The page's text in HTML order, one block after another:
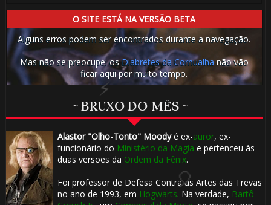
O SITE ESTÁ NA VERSÃO BETA
Alguns erros podem ser encontrados durante a navegação.
Mas não se preocupe: osDiabretes da Cornualha não vão
ficar aqui por muito tempo.
~ BRUXO DO MÊS ~
Alastor "Olho-Tonto" Moodyé ex-auror, ex-
funcionário do Ministério da Magia e pertenceu às
duas versões da Ordem da Fênix.
Foi professor de Defesa Contra as Artes das Trevas
no ano de 1993, em Hogwarts. Na verdade, Bartô
1️⃣ 8️⃣